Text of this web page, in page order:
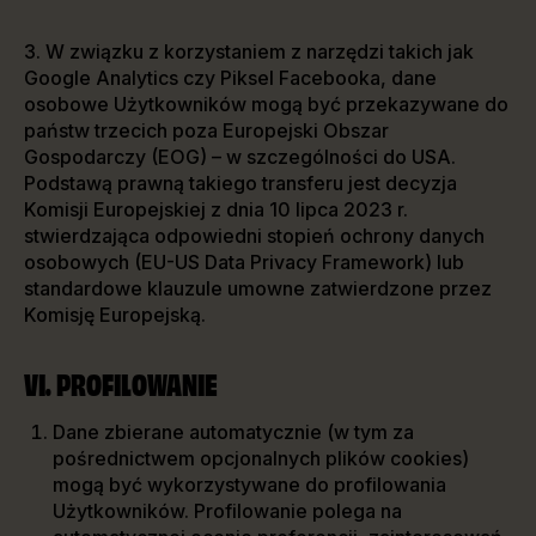
3. W związku z korzystaniem z narzędzi takich jak
Google Analytics czy Piksel Facebooka, dane
osobowe Użytkowników mogą być przekazywane do
państw trzecich poza Europejski Obszar
Gospodarczy (EOG) – w szczególności do USA.
Podstawą prawną takiego transferu jest decyzja
Komisji Europejskiej z dnia 10 lipca 2023 r.
stwierdzająca odpowiedni stopień ochrony danych
osobowych (EU-US Data Privacy Framework) lub
standardowe klauzule umowne zatwierdzone przez
Komisję Europejską.
VI. PROFILOWANIE
Dane zbierane automatycznie (w tym za
pośrednictwem opcjonalnych plików cookies)
mogą być wykorzystywane do profilowania
Użytkowników. Profilowanie polega na